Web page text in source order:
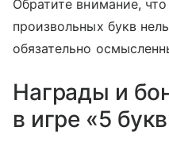
Обратите внимание,
произвольных букв
обязательно
Награды и
в игре «5